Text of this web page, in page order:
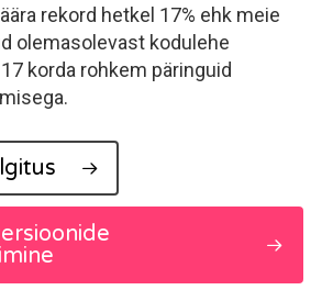
rekord hetkel 17% ehk meie
olemasolevast kodulehe
korda rohkem päringuid